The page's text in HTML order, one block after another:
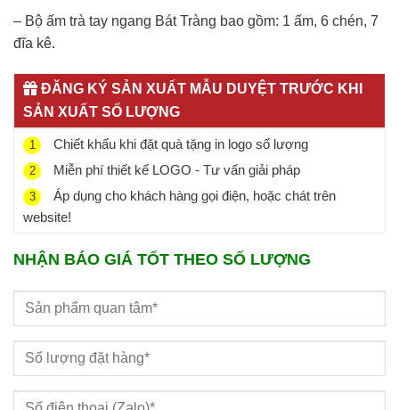
– Bộ ấm trà tay ngang Bát Tràng bao gồm: 1 ấm, 6 chén, 7
đĩa kê.
ĐĂNG KÝ SẢN XUẤT MẪU DUYỆT TRƯỚC KHI
SẢN XUẤT SỐ LƯỢNG
1 Chiết khấu khi đặt quà tặng in logo số lượng
2 Miễn phí thiết kế LOGO - Tư vấn giải pháp
3
Áp dụng cho khách hàng gọi điện, hoặc chát trên
website!
NHẬN BÁO GIÁ TỐT THEO SỐ LƯỢNG